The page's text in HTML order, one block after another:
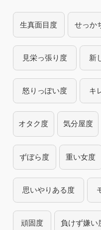
生真面目度 せっか
見栄っ張り度 新
怒りっぽい度 キ
オタク度 気分屋度
ずぼら度 重い女度
思いやりある度
頑固度 負けず嫌い